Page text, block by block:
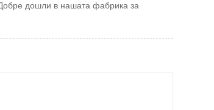
дошли в нашата фабрика за